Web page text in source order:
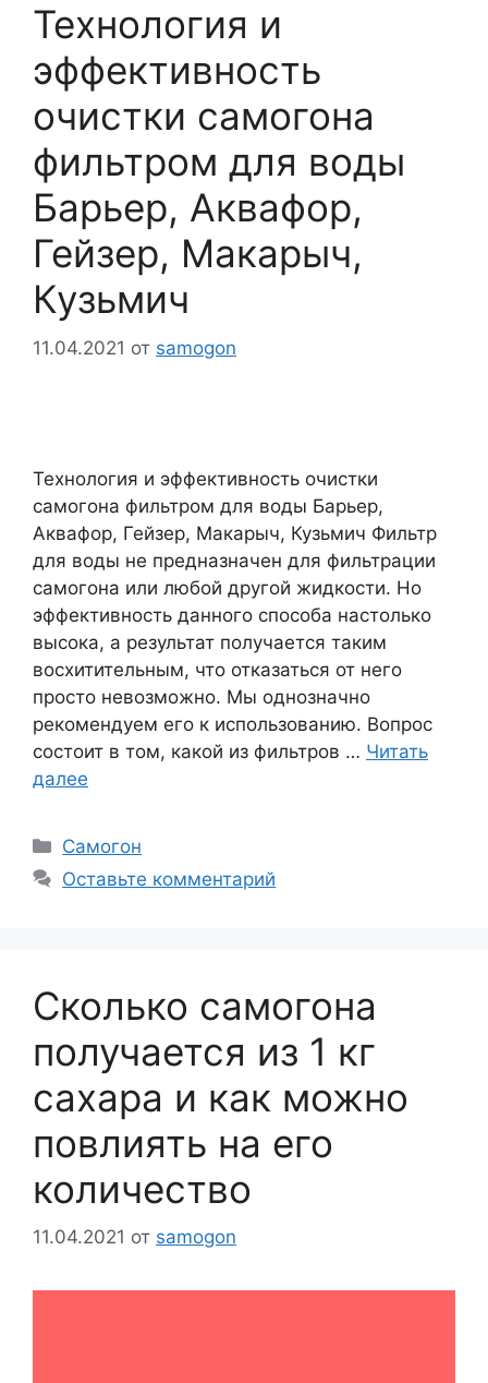
Технология и
эффективность
очистки самогона
фильтром для воды
Барьер, Аквафор,
Гейзер, Макарыч,
Кузьмич
11.04.2021 от samogon
Технология и эффективность очистки
самогона фильтром для воды Барьер,
Аквафор, Гейзер, Макарыч, Кузьмич Фильтр
для воды не предназначен для фильтрации
самогона или любой другой жидкости. Но
эффективность данного способа настолько
высока, а результат получается таким
восхитительным, что отказаться от него
просто невозможно. Мы однозначно
рекомендуем его к использованию. Вопрос
состоит в том, какой из фильтров … Читать
далее
Рубрики
Самогон
Оставьте комментарий
Сколько самогона
получается из 1 кг
сахара и как можно
повлиять на его
количество
11.04.2021 от samogon